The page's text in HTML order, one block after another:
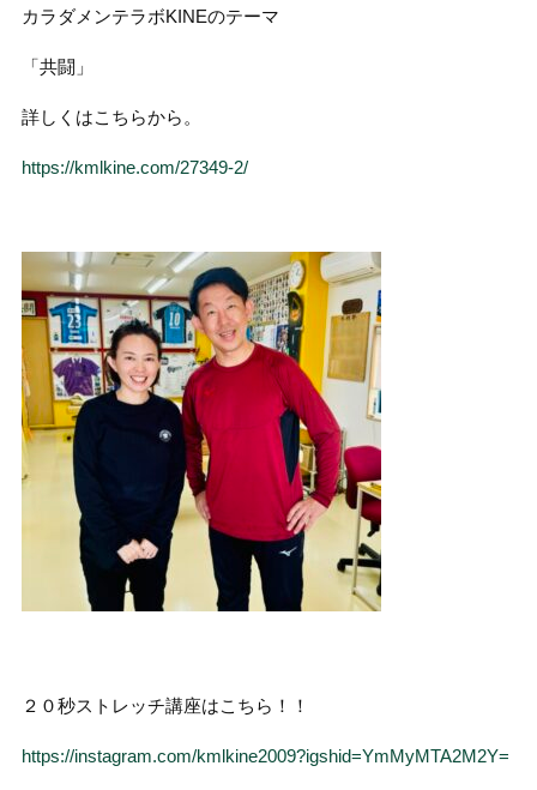
カラダメンテラボKINEのテーマ
「共闘」
詳しくはこちらから。
https://kmlkine.com/27349-2/
２０秒ストレッチ講座はこちら！！
https://instagram.com/kmlkine2009?igshid=YmMyMTA2M2Y=